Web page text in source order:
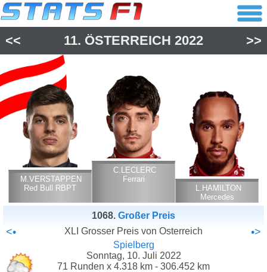
<< 11. ÖSTERREICH 2022 >>
M.VERSTAPPEN
Red Bull RBPT
C.LECLERC
Ferrari
L.HAMILTON
Mercedes
1068. Großer Preis
<• XLI Grosser Preis von Osterreich •>
Spielberg
Sonntag, 10. Juli 2022
71 Runden x 4.318 km - 306.452 km